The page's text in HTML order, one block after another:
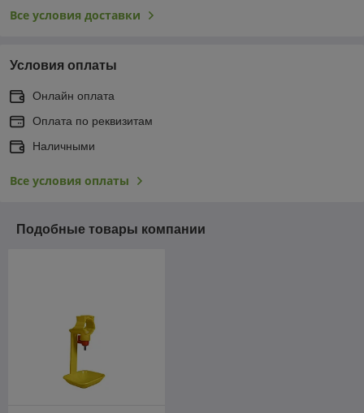
Все условия доставки
Условия оплаты
Онлайн оплата
Оплата по реквизитам
Наличными
Все условия оплаты
Подобные товары компании